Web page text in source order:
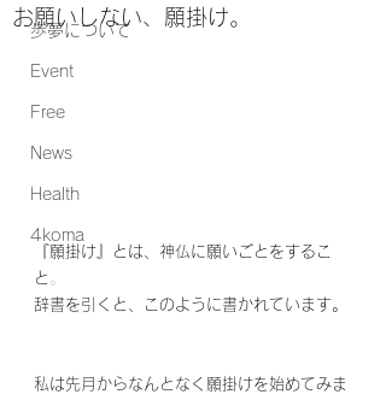
歩夢について
Event
Free
News
Health
4koma
お願いしない、願掛け。
『願掛け』とは、神仏に願いごとをするこ
と
辞書を引くと、このように書かれています。
私は先月からなんとなく願掛けを始めてみま